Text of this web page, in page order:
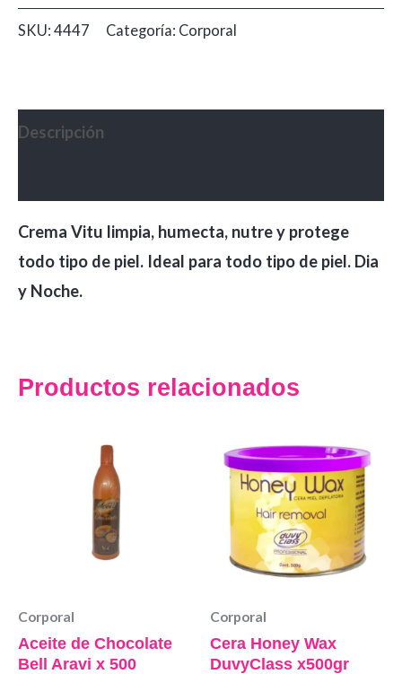
Vitú
Piña
x1000
SKU: 4447 Categoría: Corporal
Descripción
Crema Vitu limpia, humecta, nutre y protege
todo tipo de piel. Ideal para todo tipo de piel. Dia
y Noche.
Productos relacionados
Corporal
Aceite de Chocolate
Bell Aravi x 500
Corporal
Cera Honey Wax
DuvyClass x500gr